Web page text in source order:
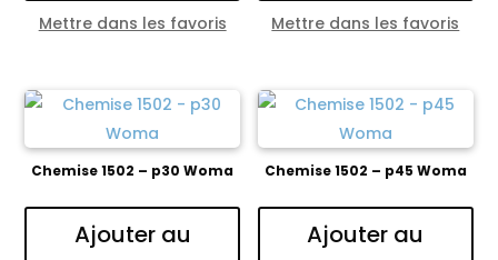
Mettre dans les favoris Mettre dans les favoris
Chemise 1502 – p30 Woma
Ajouter au
Chemise 1502 – p45 Woma
Ajouter au